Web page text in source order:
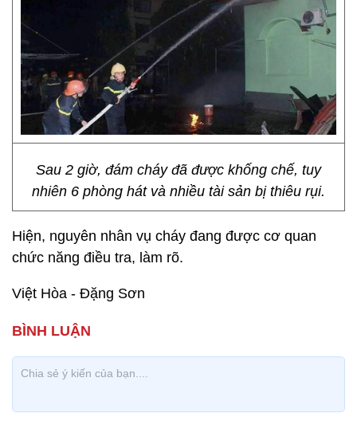
Sau 2 giờ, đám cháy đã được khống chế, tuy
nhiên 6 phòng hát và nhiều tài sản bị thiêu rụi.
Hiện, nguyên nhân vụ cháy đang được cơ quan
chức năng điều tra, làm rõ.
Việt Hòa - Đặng Sơn